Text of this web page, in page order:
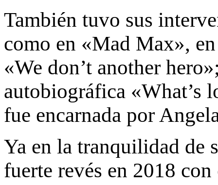
También tuvo sus
como en «Mad Max»,
«We don’t another
autobiográfica «What’s
fue encarnada por
Ya en la tranquilidad de
fuerte revés en 2018